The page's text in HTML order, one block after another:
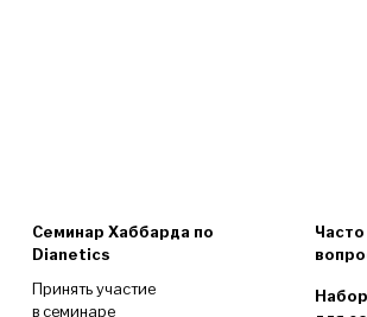
Семинар Хаббарда по
Dianetics
Принять участие
в семинаре